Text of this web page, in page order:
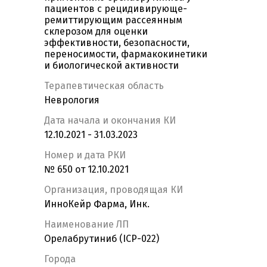
пациентов с рецидивирующе-
ремиттирующим рассеянным
склерозом для оценки
эффективности, безопасности,
переносимости, фармакокинетики
и биологической активности
Терапевтическая область
Неврология
Дата начала и окончания КИ
12.10.2021 - 31.03.2023
Номер и дата РКИ
№ 650 от 12.10.2021
Организация, проводящая КИ
ИнноКейр Фарма, Инк.
Наименование ЛП
Орелабрутиниб (ICP-022)
Города